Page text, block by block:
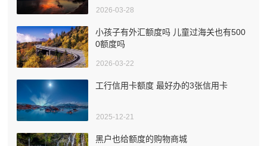
2026-03-28
小孩子有外汇额度吗 儿童过海关也有500
0额度吗
2026-03-22
工行信用卡额度 最好办的3张信用卡
2025-12-21
黑户也给额度的购物商城